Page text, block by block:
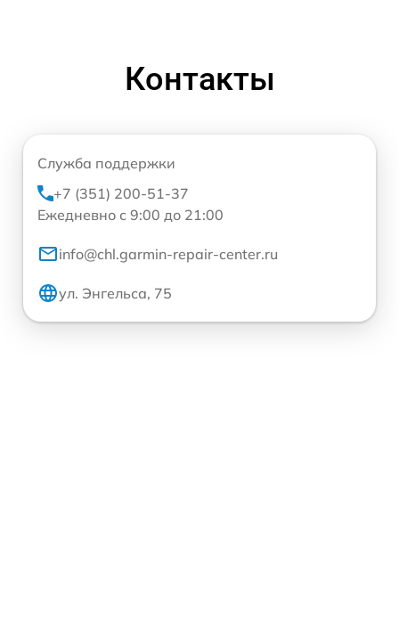
Контакты
Служба поддержки
+7 (351) 200-51-37
Ежедневно с 9:00 до 21:00
info@chl.garmin-repair-center.ru
ул. Энгельса, 75